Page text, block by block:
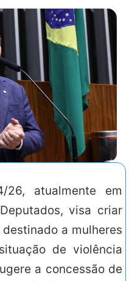
atualmente em
visa criar
a mulheres
de violência
a concessão de